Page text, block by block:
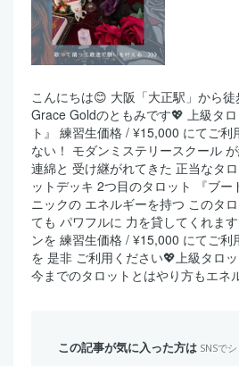
こんにちは😊 大阪「大正駅」から
Grace Goldのともみです💖 上級タ
ト』 練習生価格 / ¥15,000 にてご
ない！ モダンミステリースクール
連綿と 受け継がれてきた 正当なタ
ットデッキ 2つ目のタロット 『ブー
ニックの エネルギーを持つ このタ
ても パワフルに 力を貸してくれま
ンを 練習生価格 / ¥15,000 にてご利
を 是非 ご利用ください💖 ​ 上級タロ
今までのタロットとはやり方もエネ
この記事が気に入った方は SNSで